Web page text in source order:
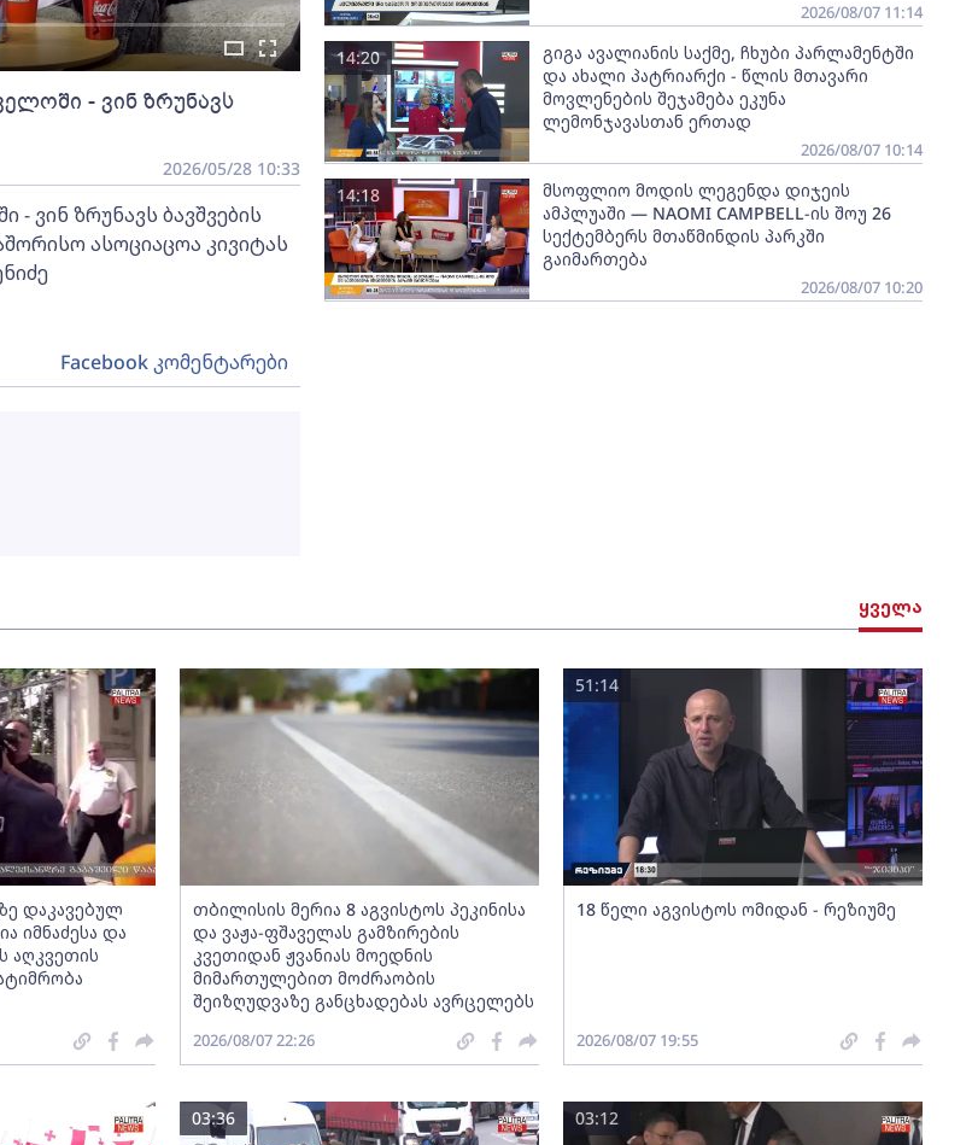
- ვინ ზრუნავს
2026/05/28 10:33
ვინ ზრუნავს ბავშვების
ასოციაცოა კივიტას
2026/08/07 11:14
გიგა ავალიანის საქმე, ჩხუბი პარლამენტში
და ახალი პატრიარქი - წლის მთავარი
მოვლენების შეჯამება ეკუნა
ლემონჯავასთან ერთად
14:20
2026/08/07 10:14
მსოფლიო მოდის ლეგენდა დიჯეის
ამპლუაში — NAOMI CAMPBELL-ის შოუ 26
სექტემბერს მთაწმინდის პარკში
გაიმართება
14:18
2026/08/07 10:20
ყველა
დაკავებულ
იმნაძესა და
აღკვეთის
თბილისის მერია 8 აგვისტოს პეკინისა
და ვაჟა-ფშაველას გამზირების
კვეთიდან ჟვანიას მოედნის
მიმართულებით მოძრაობის
შეიზღუდვაზე განცხადებას ავრცელებს
2026/08/07 22:26
18 წელი აგვისტოს ომიდან - რეზიუმე
51:14
2026/08/07 19:55
03:36 03:12
Facebook კომენტარები